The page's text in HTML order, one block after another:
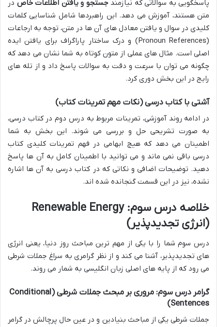
پاسخگویی به سوالاتی که نیازمندجستجو و یافتن اطلاعات خاص در
متن هستند، آموزش می دهد. این راهبردها شامل شناسایی کلمات
کلیدی در سوال و یافتن معادل های آن ها در متن، توجه به ارجاعات
(Pronoun References) و درک ساختار پاراگراف برای یافتن ایده
اصلی است. مثال های عملی از متون کوتاه به شما نشان می دهد که
چگونه می توان با سرعت و دقت به سوالات پاسخ داد و از تله های
رایج در این بخش دوری کرد.
آشتی با کتاب درسی (نکات مهم تمرینات کتاب)
در ادامه روند آموزشی، تمرینات مربوط به درس دوم در کتاب درسی،
به صورت تشریحی حل و بررسی می شوند. این بخش به شما
اطمینان می دهد که هیچ ابهامی در فهم تمرینات کلیدی کتاب
درسی باقی نمی ماند و می توانید با اطمینان کامل به آن ها پاسخ
دهید. توضیحات اضافی و نکاتی که در کتاب درسی به آن ها اشاره
نشده، نیز در این قسمت گنجانده شده اند.
خلاصه درس سوم: Renewable Energy
(انرژی تجدیدپذیر)
درس سوم شما را با یکی از مهم ترین مباحث روز دنیا، یعنی انرژی
های تجدیدپذیر، آشنا می کند و از نظر گرامری به سراغ جملات شرطی
می رود که از پایه های اصلی زبان انگلیسی به شمار می روند.
گرامر درس سوم: مروری بر مبحث جملات شرطی (Conditional
Sentences)
جملات شرطی یکی از مباحث بنیادین و در عین حال پرچالش در گرامر